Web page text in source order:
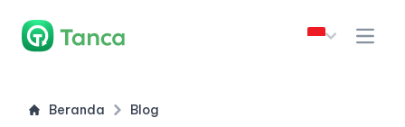
Beranda Blog